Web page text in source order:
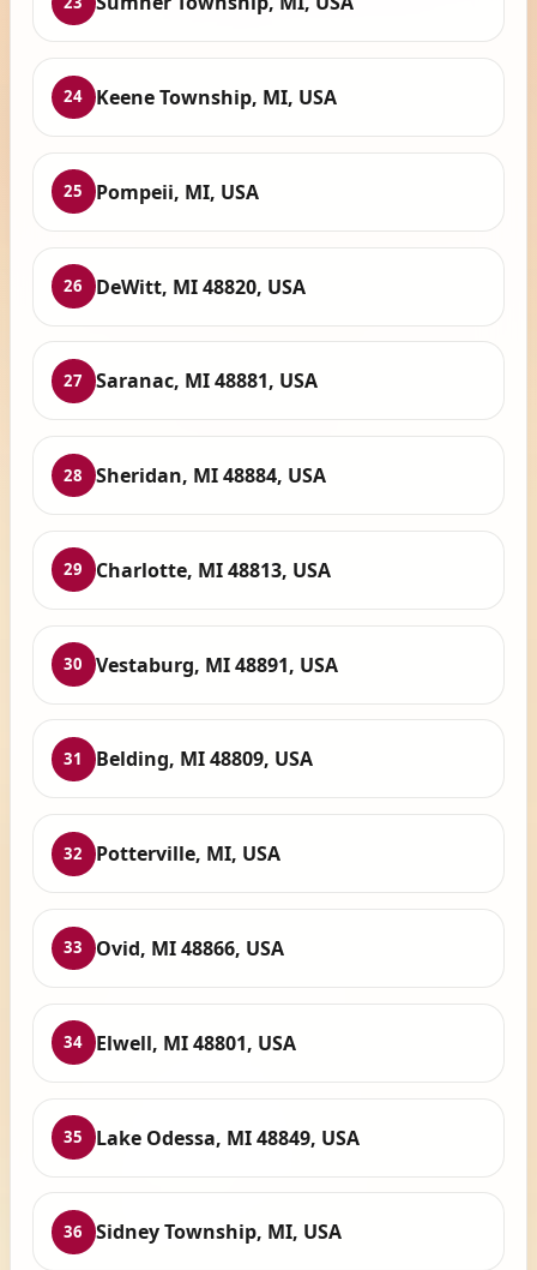
24 Keene Township, MI, USA
25 Pompeii, MI, USA
26 DeWitt, MI 48820, USA
27 Saranac, MI 48881, USA
28 Sheridan, MI 48884, USA
29 Charlotte, MI 48813, USA
30 Vestaburg, MI 48891, USA
31 Belding, MI 48809, USA
32 Potterville, MI, USA
33 Ovid, MI 48866, USA
34 Elwell, MI 48801, USA
35 Lake Odessa, MI 48849, USA
36 Sidney Township, MI, USA